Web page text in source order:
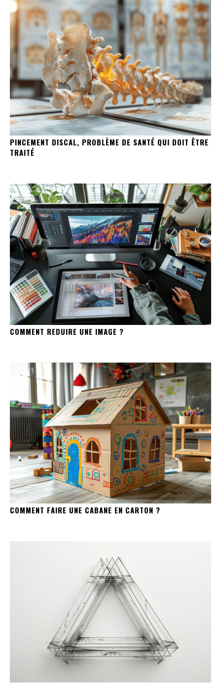
PINCEMENT DISCAL, PROBLÈME DE SANTÉ QUI DOIT ÊTRE
TRAITÉ
COMMENT REDUIRE UNE IMAGE ?
COMMENT FAIRE UNE CABANE EN CARTON ?